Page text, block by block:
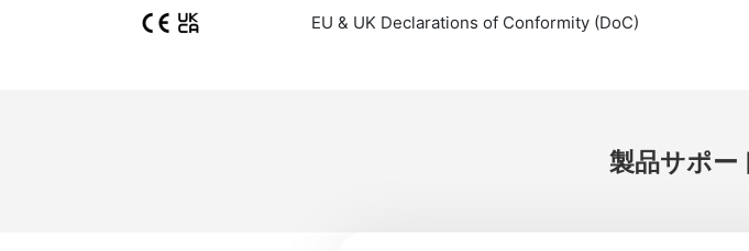
EU & UK Declarations of Conformity (DoC)
製品サポー